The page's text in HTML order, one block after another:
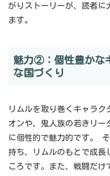
がりストーリーが、読者に
ます。
魅力②：個性豊かな
な国づくり
リムルを取り巻くキャラ
オンや、鬼人族の若きリー
に個性的で魅力的です。
持ち、リムルのもとで成長
ころです。また、戦闘だけ